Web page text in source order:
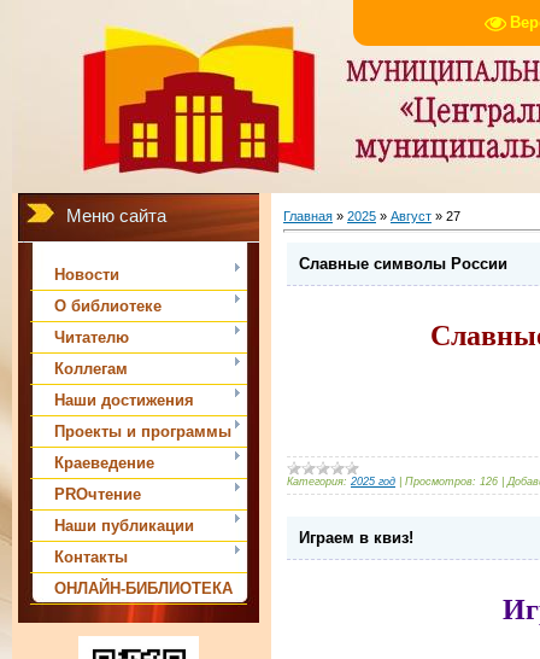
Меню сайта
Новости
О библиотеке
Читателю
Коллегам
Наши достижения
Проекты и программы
Краеведение
PROчтение
Наши публикации
Контакты
ОНЛАЙН-БИБЛИОТЕКА
Главная » 2025 » Август » 27
Славные символы России
Категория: 2025 год Просмотров: 126 |
Играем в квиз!